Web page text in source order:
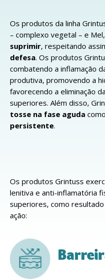
Os produtos da linha
– complexo vegetal – e Mel,
suprimir, respeitando
defesa. Os produtos
combatendo a inflamação
produtiva, promovendo a
favorecendo a eliminação
superiores. Além disso,
tosse na fase aguda
persistente.
Os produtos Grintuss
lenitiva e anti-inflamatória
superiores, como
ação: